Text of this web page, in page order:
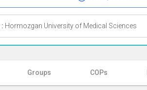
Hormozgan University of Medical Sciences
Groups COPs